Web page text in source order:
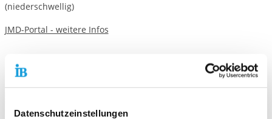
Datenschutzeinstellungen
(niederschwellig)
JMD-Portal - weitere Infos
Unsere Zielgruppe
Junge Menschen mit Migrationshintergrund
Eltern von jugendlichen Migrantinnen*Migranten